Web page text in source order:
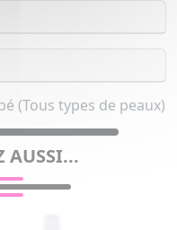
(Tous types de peaux)
AUSSI...